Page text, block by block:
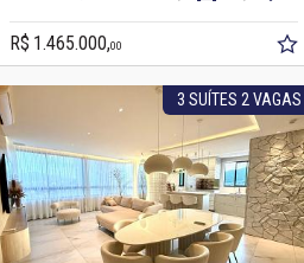
R$ 1.465.000,00
3 SUÍTES 2 VAGAS